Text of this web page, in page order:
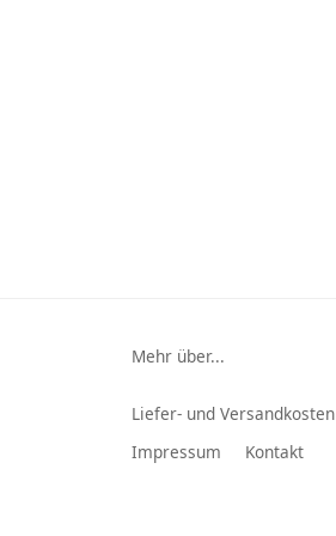
Mehr über...
Liefer- und Versandkosten
Impressum
Kontakt